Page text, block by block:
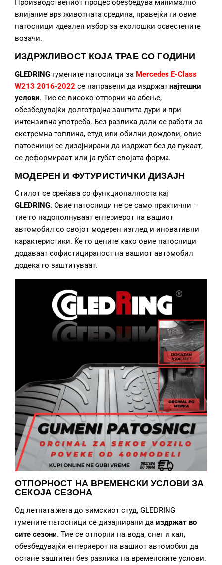
Производствениот процес обезбедува минимално
влијание врз животната средина, правејќи ги овие
патосници идеален избор за еколошки освестените
возачи.
ИЗДРЖЛИВОСТ КОЈА ТРАЕ СО ГОДИНИ
GLEDRING гумените патосници за Mercedes E-Class
W213 2016-2022 се направени да издржат најтешки
услови. Тие се високо отпорни на абење,
обезбедувајќи долготрајна заштита дури и при
интензивна употреба. Без разлика дали се работи за
екстремна топлина, студ или обилни дождови, овие
патосници се дизајнирани да издржат без да пукаат,
се деформираат или ја губат својата форма.
МОДЕРЕН И ФУТУРИСТИЧКИ ДИЗАЈН
Стилот се среќава со функционалноста кај
GLEDRING. Овие патосници не се само практични –
тие го надополнуваат ентериерот на вашиот
автомобил со својот модерен изглед и иновативни
карактеристики. Ќе го цените како овие патосници
додаваат софистицираност на вашиот автомобил
додека го заштитуваат.
ОТПОРНОСТ НА ВРЕМЕНСКИ УСЛОВИ ЗА
СЕКОЈА СЕЗОНА
Од летната жега до зимскиот студ, GLEDRING
гумените патосници се дизајнирани да издржат во
сите сезони. Тие се отпорни на вода, снег и кал,
обезбедувајќи ентериерот на вашиот автомобил да
остане заштитен без разлика на временските услови.